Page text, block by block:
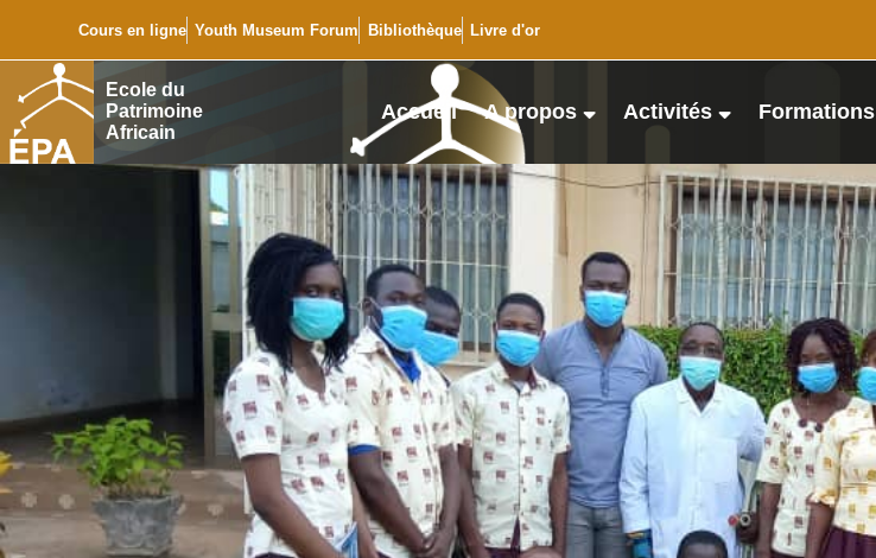
Cours en ligne Youth Museum Forum Bibliothèque Livre d'or
Ecole du
Patrimoine
Africain
Accueil A propos Activités Formations